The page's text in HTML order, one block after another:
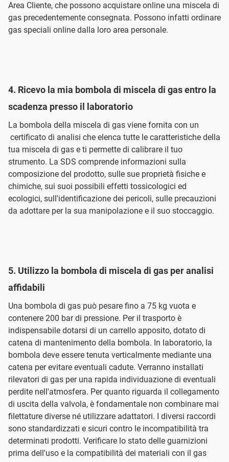
Area Cliente, che possono acquistare online una miscela di
gas precedentemente consegnata. Possono infatti ordinare
gas speciali online dalla loro area personale.
4. Ricevo la mia bombola di miscela di gas entro la
scadenza presso il laboratorio
La bombola della miscela di gas viene fornita con un
certificato di analisi che elenca tutte le caratteristiche della
tua miscela di gas e ti permette di calibrare il tuo
strumento. La SDS comprende informazioni sulla
composizione del prodotto, sulle sue proprietà fisiche e
chimiche, sui suoi possibili effetti tossicologici ed
ecologici, sull'identificazione dei pericoli, sulle precauzioni
da adottare per la sua manipolazione e il suo stoccaggio.
5. Utilizzo la bombola di miscela di gas per analisi
affidabili
Una bombola di gas può pesare fino a 75 kg vuota e
contenere 200 bar di pressione. Per il trasporto è
indispensabile dotarsi di un carrello apposito, dotato di
catena di mantenimento della bombola. In laboratorio, la
bombola deve essere tenuta verticalmente mediante una
catena per evitare eventuali cadute. Verranno installati
rilevatori di gas per una rapida individuazione di eventuali
perdite nell'atmosfera. Per quanto riguarda il collegamento
di uscita della valvola, è fondamentale non combinare mai
filettature diverse né utilizzare adattatori. I diversi raccordi
sono standardizzati e sicuri contro le incompatibilità tra
determinati prodotti. Verificare lo stato delle guarnizioni
prima dell'uso e la compatibilità dei materiali con il gas